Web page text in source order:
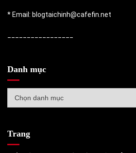
* Email: blogtaichinh@cafefin.net
Danh mục
mục
Trang